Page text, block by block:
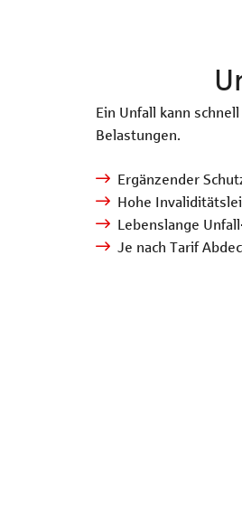
Ein Unfall kann
Belastungen.
Ergänzender
Hohe
Lebenslange
Je nach Tarif